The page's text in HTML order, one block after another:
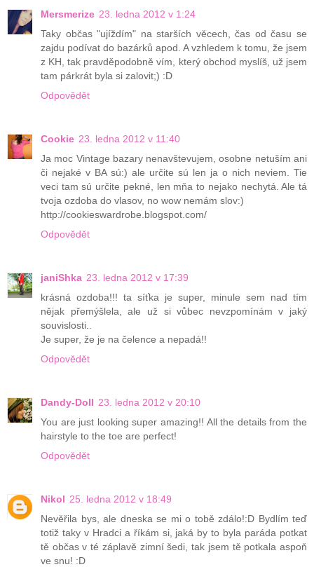
Mersmerize 23. ledna 2012 v 1:24
Taky občas "ujíždím" na starších věcech, čas od času se
zajdu podívat do bazárků apod. A vzhledem k tomu, že jsem
z KH, tak pravděpodobně vím, který obchod myslíš, už jsem
tam párkrát byla si zalovit;) :D
Odpovědět
Cookie 23. ledna 2012 v 11:40
Ja moc Vintage bazary nenavštevujem, osobne netuším ani
či nejaké v BA sú:) ale určite sú len ja o nich neviem. Tie
veci tam sú určite pekné, len mňa to nejako nechytá. Ale tá
tvoja ozdoba do vlasov, no wow nemám slov:)
http://cookieswardrobe.blogspot.com/
Odpovědět
janiShka 23. ledna 2012 v 17:39
krásná ozdoba!!! ta síťka je super, minule sem nad tím
nějak přemýšlela, ale už si vůbec nevzpomínám v jaký
souvislosti..
Je super, že je na čelence a nepadá!!
Odpovědět
Dandy-Doll 23. ledna 2012 v 20:10
You are just looking super amazing!! All the details from the
hairstyle to the toe are perfect!
Odpovědět
Nikol 25. ledna 2012 v 18:49
Nevěřila bys, ale dneska se mi o tobě zdálo!:D Bydlím teď
totiž taky v Hradci a říkám si, jaká by to byla paráda potkat
tě občas v té záplavě zimní šedi, tak jsem tě potkala aspoň
ve snu! :D